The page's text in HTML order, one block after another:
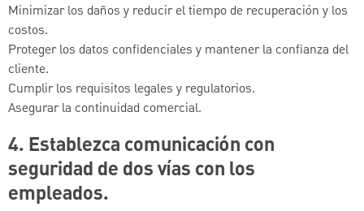
Minimizar los daños y reducir el tiempo de recuperación y los
costos.
Proteger los datos confidenciales y mantener la confianza del
cliente.
Cumplir los requisitos legales y regulatorios.
Asegurar la continuidad comercial.
4. Establezca comunicación con
seguridad de dos vías con los
empleados.